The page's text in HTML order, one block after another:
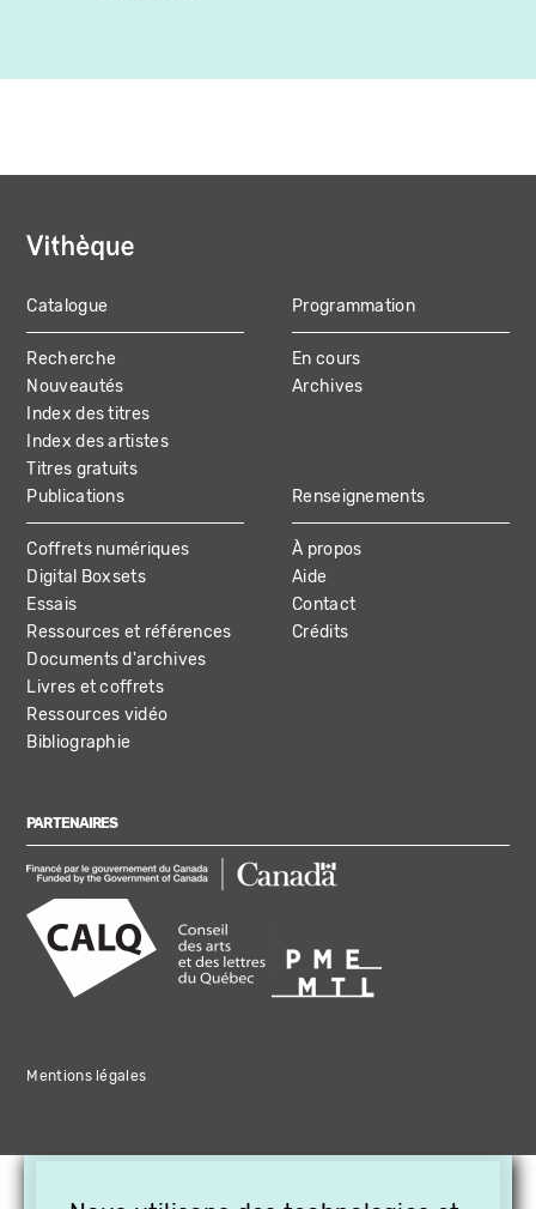
MAIN
NAVIGATION
Catalogue
Recherche
Nouveautés
Index des titres
Index des artistes
Titres gratuits
Programmation
En cours
Archives
Publications
Coffrets numériques
Digital Boxsets
Essais
Ressources et références
Documents d'archives
Livres et coffrets
Ressources vidéo
Bibliographie
Renseignements
À propos
Aide
Contact
Crédits
PARTENAIRES
Mentions légales